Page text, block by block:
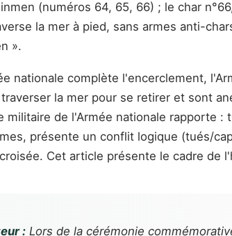
(numéros 64, 65, 66) ; le char
la mer à pied, sans armes anti-
».
nationale complète l'encerclement,
la mer pour se retirer et sont
militaire de l'Armée nationale rapporte
présente un conflit logique (tués/
Cet article présente le cadre
: Lors de la cérémonie